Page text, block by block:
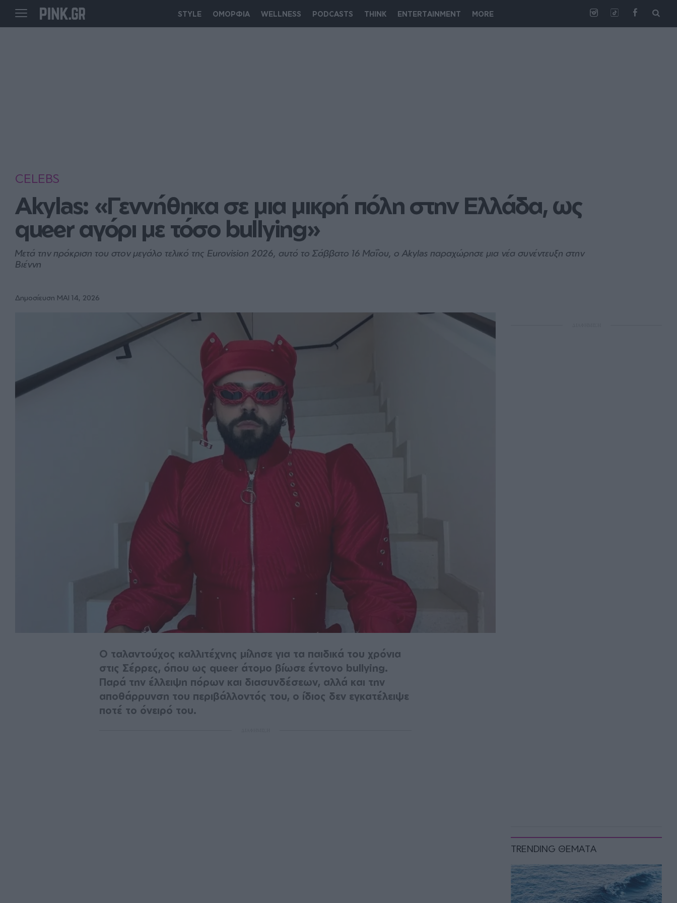
STYLE ΟΜΟΡΦΙΑ WELLNESS PODCASTS THINK ENTERTAINMENT MORE
CELEBS
Akylas: «Γεννήθηκα σε μια μικρή πόλη στην Ελλάδα, ως
queer αγόρι με τόσο bullying»
Μετά την πρόκριση του στον μεγάλο τελικό της Eurovision 2026, αυτό το Σάββατο 16 Μαΐου, ο Akylas παραχώρησε μια νέα συνέντευξη στην
Βιέννη
Δημοσίευση ΜΑΙ 14, 2026
TRENDING ΘΕΜΑΤΑ
Ο ταλαντούχος καλλιτέχνης μίλησε για τα παιδικά του χρόνια
στις Σέρρες, όπου ως queer άτομο βίωσε έντονο bullying.
Παρά την έλλειψη πόρων και διασυνδέσεων, αλλά και την
αποθάρρυνση του περιβάλλοντός του, ο ίδιος δεν εγκατέλειψε
ποτέ το όνειρό του.